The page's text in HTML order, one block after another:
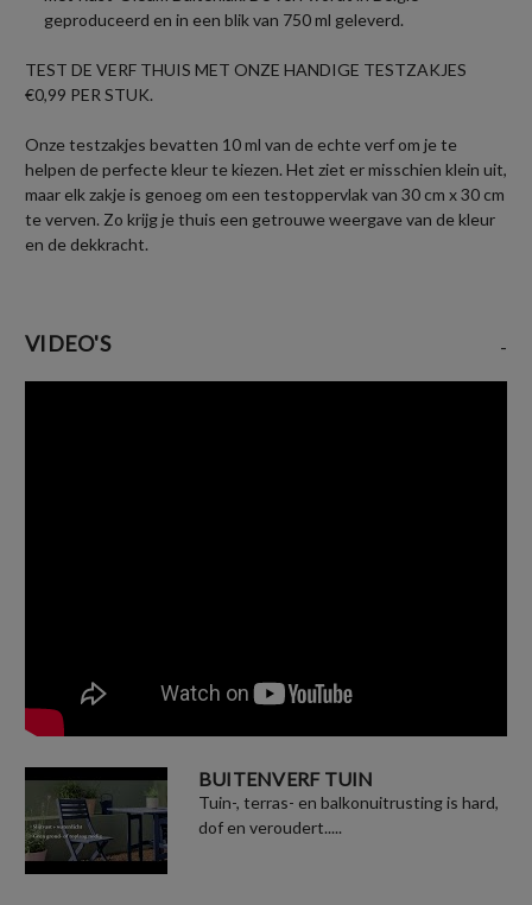
geproduceerd en in een blik van 750 ml geleverd.
TEST DE VERF THUIS MET ONZE HANDIGE TESTZAKJES
€0,99 PER STUK.
Onze testzakjes bevatten 10 ml van de echte verf om je te
helpen de perfecte kleur te kiezen. Het ziet er misschien klein uit,
maar elk zakje is genoeg om een testoppervlak van 30 cm x 30 cm
te verven. Zo krijg je thuis een getrouwe weergave van de kleur
en de dekkracht.
VIDEO'S -
BUITENVERF TUIN
Tuin-, terras- en balkonuitrusting is hard,
dof en veroudert.....